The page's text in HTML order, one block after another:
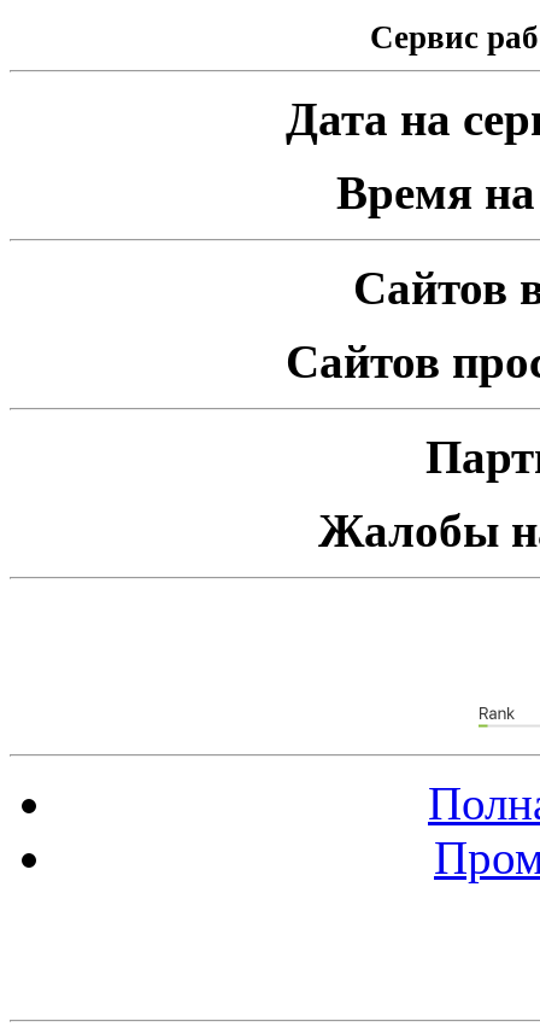
Сервис
Дата на
Время на
Сайтов
Сайтов
Жалобы